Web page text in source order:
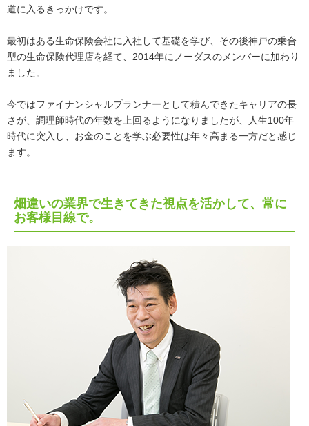
道に入るきっかけです。
最初はある生命保険会社に入社して基礎を学び、その後神戸の乗合
型の生命保険代理店を経て、2014年にノーダスのメンバーに加わり
ました。
今ではファイナンシャルプランナーとして積んできたキャリアの長
さが、調理師時代の年数を上回るようになりましたが、人生100年
時代に突入し、お金のことを学ぶ必要性は年々高まる一方だと感じ
ます。
畑違いの業界で生きてきた視点を活かして、常に
お客様目線で。